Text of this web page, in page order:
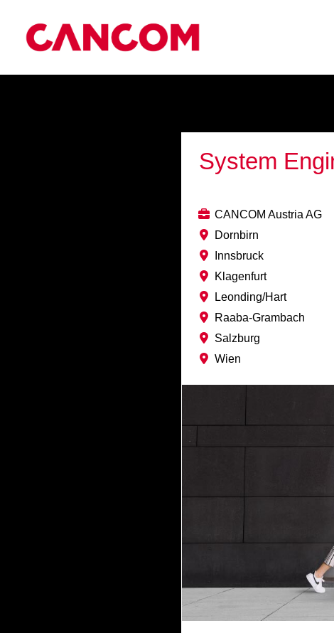
System
CANCOM Austria AG
Dornbirn
Innsbruck
Klagenfurt
Leonding/Hart
Raaba-Grambach
Salzburg
Wien